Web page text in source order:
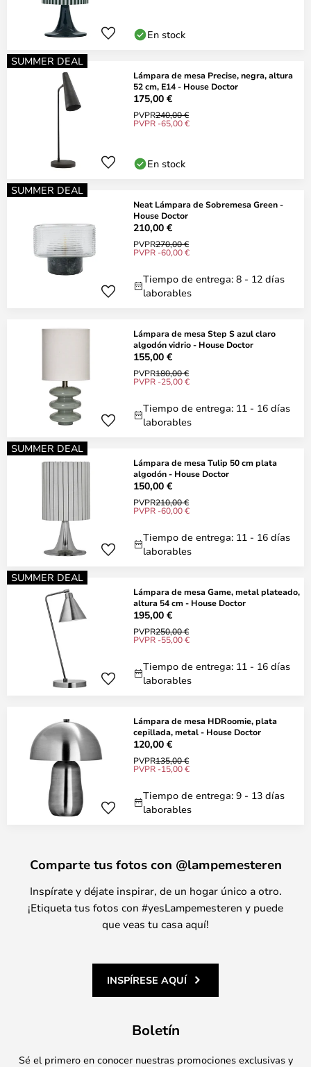
En stock
SUMMER DEAL
Lámpara de mesa Precise, negra, altura
52 cm, E14 - House Doctor
175,00 €
PVPR240,00 €
PVPR -65,00 €
En stock
SUMMER DEAL
Neat Lámpara de Sobremesa Green -
House Doctor
210,00 €
PVPR270,00 €
PVPR -60,00 €
Tiempo de entrega: 8 - 12 días
laborables
Lámpara de mesa Step S azul claro
algodón vidrio - House Doctor
155,00 €
PVPR180,00 €
PVPR -25,00 €
Tiempo de entrega: 11 - 16 días
laborables
SUMMER DEAL
Lámpara de mesa Tulip 50 cm plata
algodón - House Doctor
150,00 €
PVPR210,00 €
PVPR -60,00 €
Tiempo de entrega: 11 - 16 días
laborables
SUMMER DEAL
Lámpara de mesa Game, metal plateado,
altura 54 cm - House Doctor
195,00 €
PVPR250,00 €
PVPR -55,00 €
Tiempo de entrega: 11 - 16 días
laborables
Lámpara de mesa HDRoomie, plata
cepillada, metal - House Doctor
120,00 €
PVPR135,00 €
PVPR -15,00 €
Tiempo de entrega: 9 - 13 días
laborables
Comparte tus fotos con @lampemesteren
Inspírate y déjate inspirar, de un hogar único a otro.
¡Etiqueta tus fotos con #yesLampemesteren y puede
que veas tu casa aquí!
INSPÍRESE AQUÍ
Boletín
Sé el primero en conocer nuestras promociones exclusivas y